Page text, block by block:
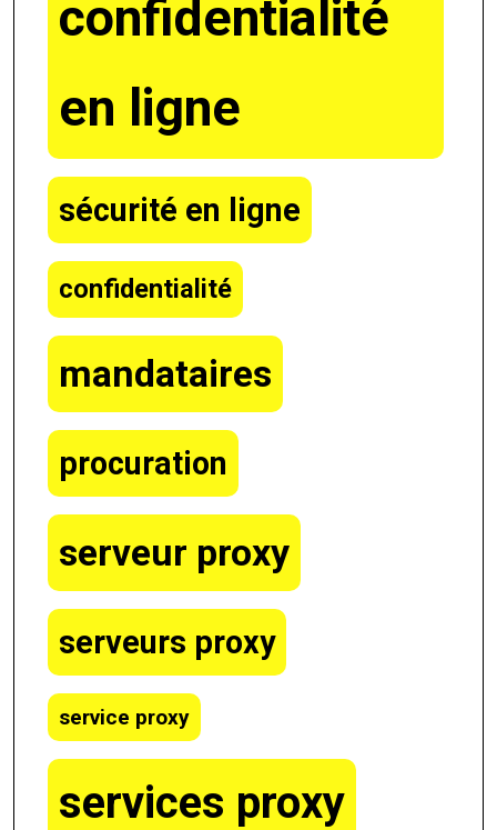
confidentialité
en ligne
sécurité en ligne
confidentialité
mandataires
procuration
serveur proxy
serveurs proxy
service proxy
services proxy